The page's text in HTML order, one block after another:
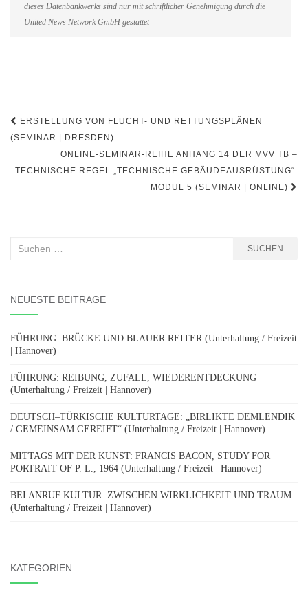
dieses Datenbankwerks sind nur mit schriftlicher Genehmigung durch die
United News Network GmbH gestattet
Beitragsnavigation
ERSTELLUNG VON FLUCHT- UND RETTUNGSPLÄNEN
(SEMINAR | DRESDEN)
ONLINE-SEMINAR-REIHE ANHANG 14 DER MVV TB –
TECHNISCHE REGEL „TECHNISCHE GEBÄUDEAUSRÜSTUNG“:
MODUL 5 (SEMINAR | ONLINE)
Suchen
SUCHEN
NEUESTE BEITRÄGE
FÜHRUNG: BRÜCKE UND BLAUER REITER (Unterhaltung / Freizeit
| Hannover)
FÜHRUNG: REIBUNG, ZUFALL, WIEDERENTDECKUNG
(Unterhaltung / Freizeit | Hannover)
DEUTSCH–TÜRKISCHE KULTURTAGE: „BIRLIKTE DEMLENDIK
/ GEMEINSAM GEREIFT“ (Unterhaltung / Freizeit | Hannover)
MITTAGS MIT DER KUNST: FRANCIS BACON, STUDY FOR
PORTRAIT OF P. L., 1964 (Unterhaltung / Freizeit | Hannover)
BEI ANRUF KULTUR: ZWISCHEN WIRKLICHKEIT UND TRAUM
(Unterhaltung / Freizeit | Hannover)
KATEGORIEN